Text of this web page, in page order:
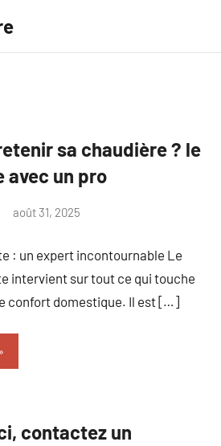
sa chaudière ? le
avec un pro
août 31, 2025
: un expert incontournable Le
intervient sur tout ce qui touche
confort domestique. Il est […]
contactez un